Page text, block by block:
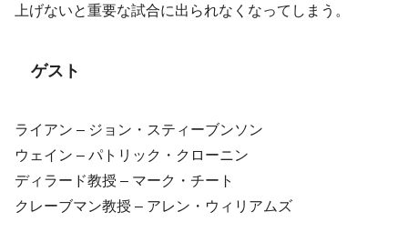
上げないと重要な試合に出られなくなってしまう。
ゲスト
ライアン – ジョン・スティーブンソン
ウェイン – パトリック・クローニン
ディラード教授 – マーク・チート
クレーブマン教授 – アレン・ウィリアムズ